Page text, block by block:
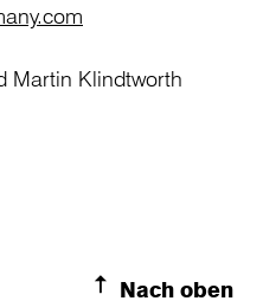
Martin Klindtworth
Nach oben